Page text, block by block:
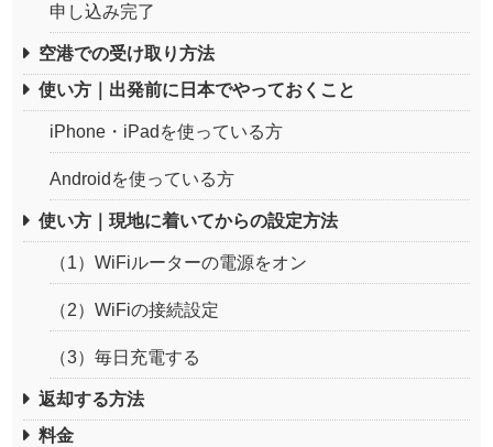
申し込み完了
空港での受け取り方法
使い方｜出発前に日本でやっておくこと
iPhone・iPadを使っている方
Androidを使っている方
使い方｜現地に着いてからの設定方法
（1）WiFiルーターの電源をオン
（2）WiFiの接続設定
（3）毎日充電する
返却する方法
料金